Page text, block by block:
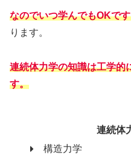
なのでいつ学んでもOKで
ります。
連続体力学の知識は工学的
す。
連続体
構造力学